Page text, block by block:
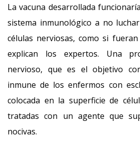
La vacuna desarrollada
sistema inmunológico a no
células nerviosas, como si
explican los expertos. Una
nervioso, que es el objetivo
inmune de los enfermos con
colocada en la superficie de
tratadas con un agente que
nocivas.